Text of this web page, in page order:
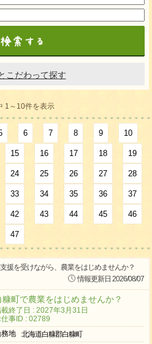
こだわって探す
1～10件を表示
6 7 8 9 10
15 16 17 18 19
24 25 26 27 28
33 34 35 36 37
42 43 44 45 46
47
援を受けながら、農業をはじめませんか？
情報更新日 2026/08/07
糠町で農業をはじめませんか？
終了日 : 2027年3月31日
仕事ID : 02789
務地
北海道白糠郡白糠町